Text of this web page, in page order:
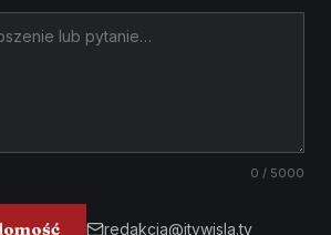
0 / 5000
redakcja@itvwisla.tv